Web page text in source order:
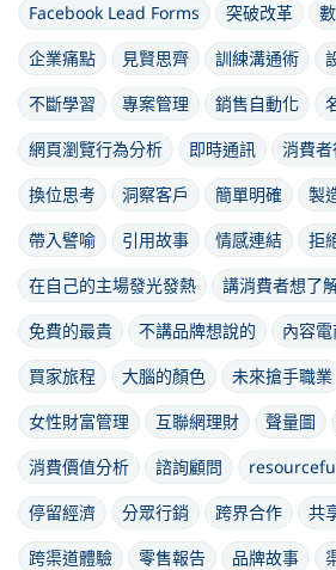
Facebook Lead Forms
突破改革
企業痛點
見賢思齊 訓練溝通術
不斷學習
專案管理 銷售自動化
網頁瀏覽行為分析
即時通訊 消費
換位思考
洞察客戶 簡單明確 製
帶入譬喻
引用故事 情感連結 拒
在自己的主場發光發熱
講消費者想了
免費的最貴
不講品牌想說的 內容
買家旅程
大腦的顏色 未來搶手職業
女性財富管理
互聯網理財 聲量圖
消費價值分析
諮詢顧問
停留經濟
分眾行銷 跨界合作 共
跨渠道體驗
零售報告 品牌故事